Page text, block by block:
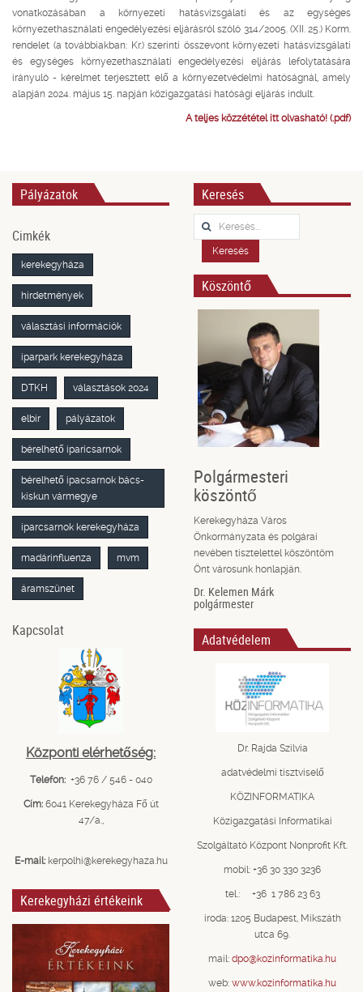
vonatkozásában a környezeti hatásvizsgálati és az egységes
környezethasználati engedélyezési eljárásról szóló 314/2005. (XII. 25.) Korm.
rendelet (a továbbiakban: Kr.) szerinti összevont környezeti hatásvizsgálati
és egységes környezethasználati engedélyezési eljárás lefolytatására
irányuló - kérelmet terjesztett elő a környezetvédelmi hatóságnál, amely
alapján 2024. május 15. napján közigazgatási hatósági eljárás indult.
A teljes közzététel itt olvasható! (.pdf)
Pályázatok
Cimkék
kerekegyháza
hirdetmények
választási információk
iparpark kerekegyháza
DTKH választások 2024
elbir pályázatok
bérelhető iparicsarnok
bérelhető ipacsarnok bács-
kiskun vármegye
iparcsarnok kerekegyháza
madárinfluenza mvm
áramszünet
Kapcsolat
Központi elérhetőség:
Telefon: +36 76 / 546 - 040
Cím: 6041 Kerekegyháza Fő út
47/a.,
E-mail: kerpolhi@kerekegyhaza.hu
Kerekegyházi értékeink
Keresés
Keresés...
Keresés
Köszöntő
Polgármesteri
köszöntő
Kerekegyháza Város
Önkormányzata és polgárai
nevében tisztelettel köszöntöm
Önt városunk honlapján.
Dr. Kelemen Márk
polgármester
Adatvédelem
Dr. Rajda Szilvia
adatvédelmi tisztviselő
KÖZINFORMATIKA
Közigazgatási Informatikai
Szolgáltató Központ Nonprofit Kft.
mobil: +36 30 330 3236
tel.: +36 1 786 23 63
iroda: 1205 Budapest, Mikszáth
utca 69.
mail: dpo@kozinformatika.hu
web: www.kozinformatika.hu